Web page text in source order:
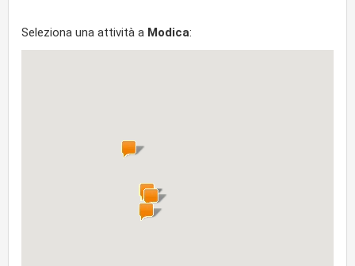
Seleziona una attività a Modica: